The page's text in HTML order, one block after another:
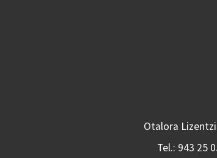
Otalora
Tel.: 943 25